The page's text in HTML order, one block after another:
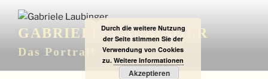
Inhalt
springenGABRIELE LAUBINGER
Das Portrait
Durch die weitere Nutzung
der Seite stimmen Sie der
Verwendung von Cookies
zu. Weitere Informationen
Akzeptieren